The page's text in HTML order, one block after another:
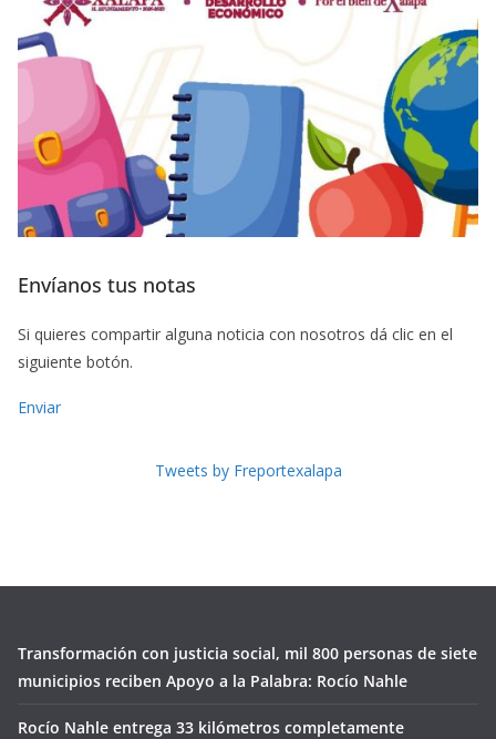
Envíanos tus notas
Si quieres compartir alguna noticia con nosotros dá clic en el
siguiente botón.
Enviar
Tweets by Freportexalapa
Transformación con justicia social, mil 800 personas de siete
municipios reciben Apoyo a la Palabra: Rocío Nahle
Rocío Nahle entrega 33 kilómetros completamente